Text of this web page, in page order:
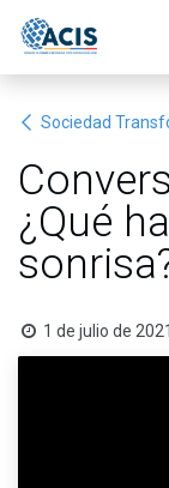
Sociedad
¿Qué
1 de julio de 2021